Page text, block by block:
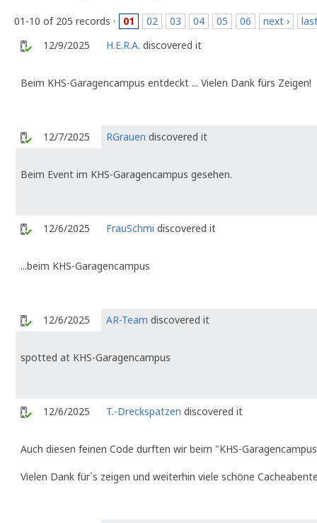
01-10 of 205 records · 01 02 03 04 05 06 next ›
12/9/2025
H.E.R.A. discovered it
Beim KHS-Garagencampus entdeckt ... Vielen Dank fürs Zeigen!
12/7/2025 RGrauen discovered it
Beim Event im KHS-Garagencampus gesehen.
12/6/2025 FrauSchmi discovered it
...beim KHS-Garagencampus
12/6/2025 AR-Team discovered it
spotted at KHS-Garagencampus
12/6/2025 T.-Dreckspatzen discovered it
Auch diesen feinen Code durften wir beim "KHS-
Vielen Dank für´s zeigen und weiterhin viele schöne